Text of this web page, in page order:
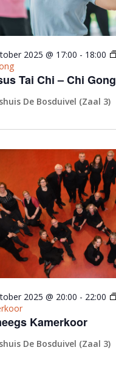
Tai Chi – Chi Gong
2025 @ 17:00 - 18:00
De Bosduivel (Zaal 3)
Kamerkoor
2025 @ 20:00 - 22:00
De Bosduivel (Zaal 3)